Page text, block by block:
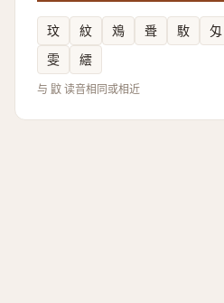
玟 紋 鳼 䎹 駇 匁
雯
繧
与 鼤 读音相同或相近